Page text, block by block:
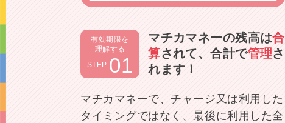
有効期限を
理解する
STEP 01
マチカマネーの残高は合
算されて、合計で管理さ
れます！
マチカマネーで、チャージ又は利用した
タイミングではなく、最後に利用した全